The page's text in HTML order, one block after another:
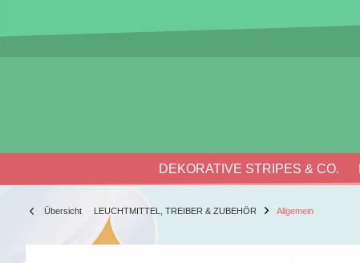
DEKORATIVE STRIPES & CO.
Übersicht LEUCHTMITTEL, TREIBER & ZUBEHÖR Allgemein